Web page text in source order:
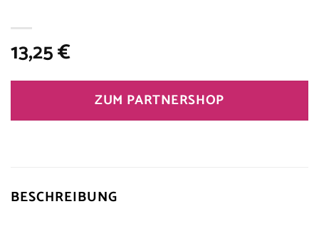
13,25€
ZUM PARTNERSHOP
BESCHREIBUNG